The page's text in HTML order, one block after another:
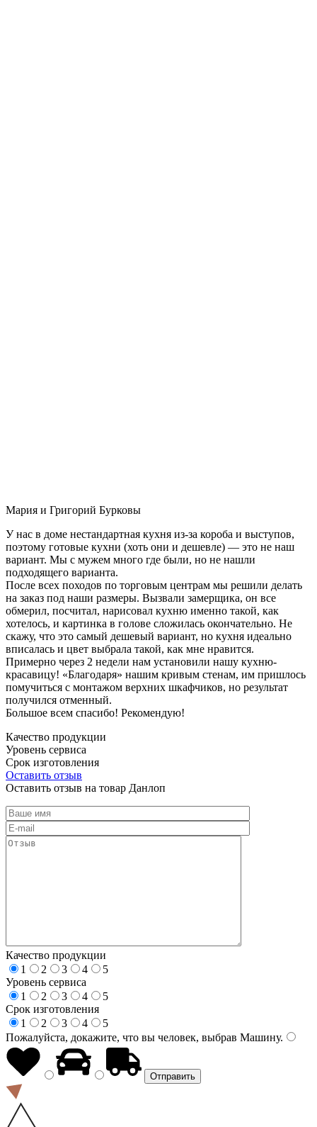
Мария и Григорий Бурковы
У нас в доме нестандартная кухня из-за короба и выступов,
поэтому готовые кухни (хоть они и дешевле) — это не наш
вариант. Мы с мужем много где были, но не нашли
подходящего варианта.
После всех походов по торговым центрам мы решили делать
на заказ под наши размеры. Вызвали замерщика, он все
обмерил, посчитал, нарисовал кухню именно такой, как
хотелось, и картинка в голове сложилась окончательно. Не
скажу, что это самый дешевый вариант, но кухня идеально
вписалась и цвет выбрала такой, как мне нравится.
Примерно через 2 недели нам установили нашу кухню-
красавицу! «Благодаря» нашим кривым стенам, им пришлось
помучиться с монтажом верхних шкафчиков, но результат
получился отменный.
Большое всем спасибо! Рекомендую!
Качество продукции
Уровень сервиса
Срок изготовления
Оставить отзыв
Оставить отзыв на товар Данлоп
Качество продукции
1
2 3 4
5
Уровень сервиса
1
2 3 4
5
Срок изготовления
1
2 3 4
5
Пожалуйста, докажите, что вы человек, выбрав Машину.